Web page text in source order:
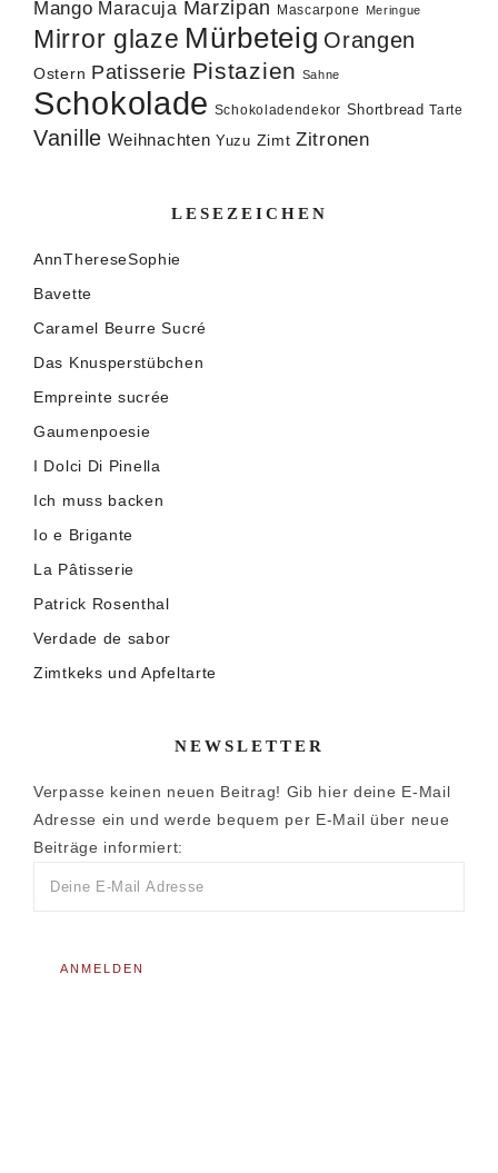
Mango Maracuja Marzipan Mascarpone Meringue
Mirror glaze Mürbeteig Orangen
Ostern Patisserie Pistazien Sahne
Schokolade Schokoladendekor Shortbread Tarte
Vanille Weihnachten Yuzu Zimt Zitronen
LESEZEICHEN
AnnThereseSophie
Bavette
Caramel Beurre Sucré
Das Knusperstübchen
Empreinte sucrée
Gaumenpoesie
I Dolci Di Pinella
Ich muss backen
Io e Brigante
La Pâtisserie
Patrick Rosenthal
Verdade de sabor
Zimtkeks und Apfeltarte
NEWSLETTER
Verpasse keinen neuen Beitrag! Gib hier deine E-Mail
Adresse ein und werde bequem per E-Mail über neue
Beiträge informiert: